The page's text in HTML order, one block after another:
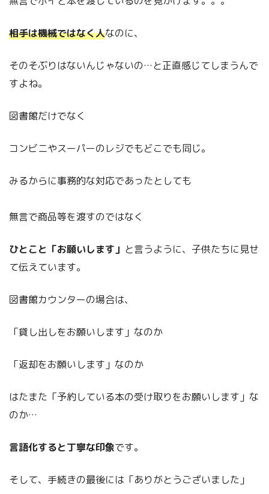
相手は機械ではなく人なのに、
そのそぶりはないんじゃないの…と正直感じてしまうんで
すよね。
図書館だけでなく
コンビニやスーパーのレジでもどこでも同じ。
みるからに事務的な対応であったとしても
無言で商品等を渡すのではなく
ひとこと「お願いします」 と言うように、子供たちに見せ
て伝えています。
図書館カウンターの場合は、
「貸し出しをお願いします」なのか
「返却をお願いします」なのか
はたまた「予約している本の受け取りをお願いします」な
のか…
言語化すると丁寧な印象です。
そして、手続きの最後には「ありがとうございました」